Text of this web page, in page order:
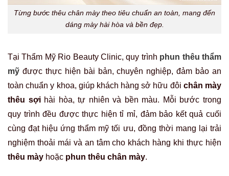
Từng bước thêu chân mày theo tiêu chuẩn an toàn, mang đến
dáng mày hài hòa và bền đẹp.
Tại Thẩm Mỹ Rio Beauty Clinic, quy trình phun thêu thẩm
mỹ được thực hiện bài bản, chuyên nghiệp, đảm bảo an
toàn chuẩn y khoa, giúp khách hàng sở hữu đôi chân mày
thêu sợihài hòa, tự nhiên và bền màu. Mỗi bước trong
quy trình đều được thực hiện tỉ mỉ, đảm bảo kết quả cuối
cùng đạt hiệu ứng thẩm mỹ tối ưu, đồng thời mang lại trải
nghiệm thoải mái và an tâm cho khách hàng khi thực hiện
thêu mày hoặc phun thêu chân mày.